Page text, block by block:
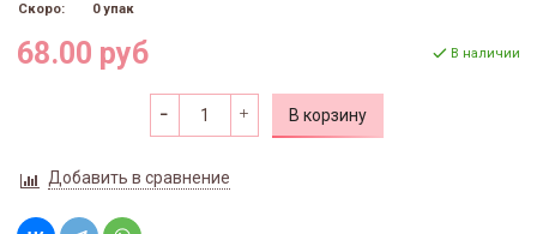
Скоро:
0 упак
68.00 руб В наличии
В корзину
Добавить в сравнение